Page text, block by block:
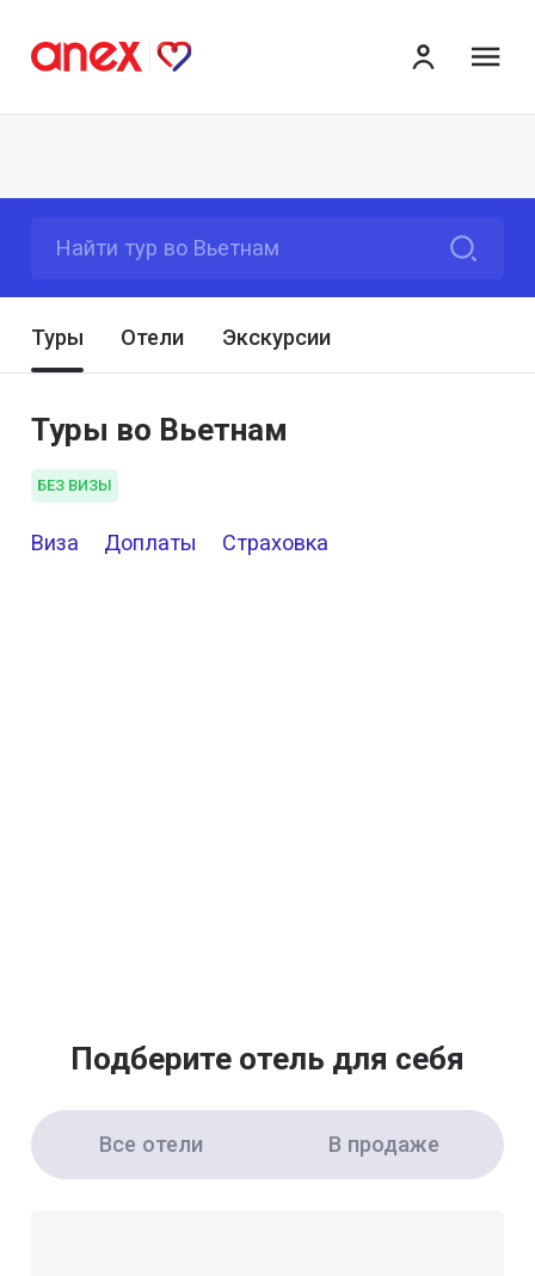
Найти тур во Вьетнам
Туры Отели Экскурсии
Туры во Вьетнам
БЕЗ ВИЗЫ
Виза Доплаты Страховка
Подберите отель для себя
Все отели В продаже